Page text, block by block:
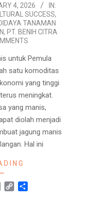
4, 2026
IN:
SUCCESS,
TANAMAN
, PT. BENIH CITRA
untuk Pemula
satu komoditas
yang tinggi
meningkat.
yang manis,
diolah menjadi
jagung manis
Hal ini
Email Copy